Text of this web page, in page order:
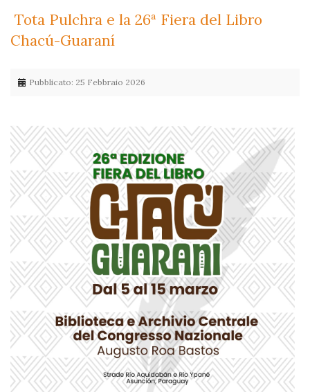
Tota Pulchra e la 26ª Fiera del Libro
Chacú-Guaraní
Pubblicato: 25 Febbraio 2026